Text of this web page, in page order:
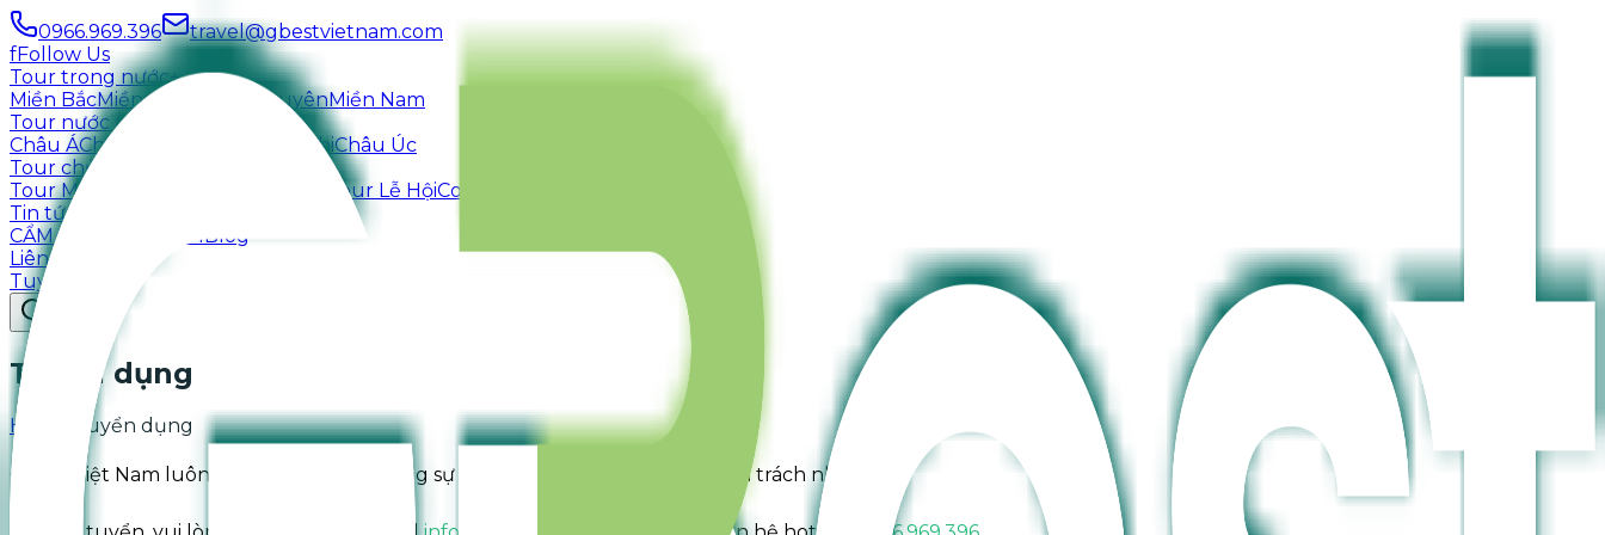
0966.969.396
travel@gbestvietnam.com
fFollow Us
Tour trong nước+
Miền BắcMiền Trung Tây NguyênMiền Nam
Tour nước ngoài
Châu ÁChâu Âu Châu PhiChâu Úc
Tour chủ đề
Tour Mice
Tour Lễ HộiCombo Du Lich
Tin tức
CẨM NANG DU LỊCHBlog
Liên hệ
Tuyển dụng
Tuyển dụng
Home Tuyển dụng
GBest Việt Nam luôn chào đón những cộng sự đam mê du lịch, năng động và trách nhiệm.